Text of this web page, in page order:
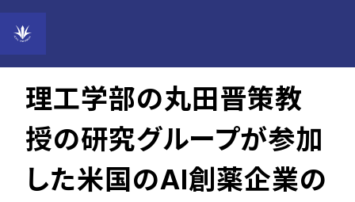
2024年04月22日
理工学部の丸田晋策教
授の研究グループが参加
した米国のAI創薬企業の